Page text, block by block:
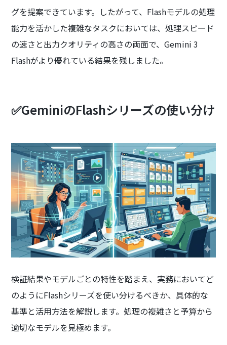
グを提案できています。したがって、Flashモデルの処理
能力を活かした複雑なタスクにおいては、処理スピード
の速さと出力クオリティの高さの両面で、Gemini 3
Flashがより優れている結果を残しました。
✅GeminiのFlashシリーズの使い分け
検証結果やモデルごとの特性を踏まえ、実務においてど
のようにFlashシリーズを使い分けるべきか、具体的な
基準と活用方法を解説します。処理の複雑さと予算から
適切なモデルを見極めます。